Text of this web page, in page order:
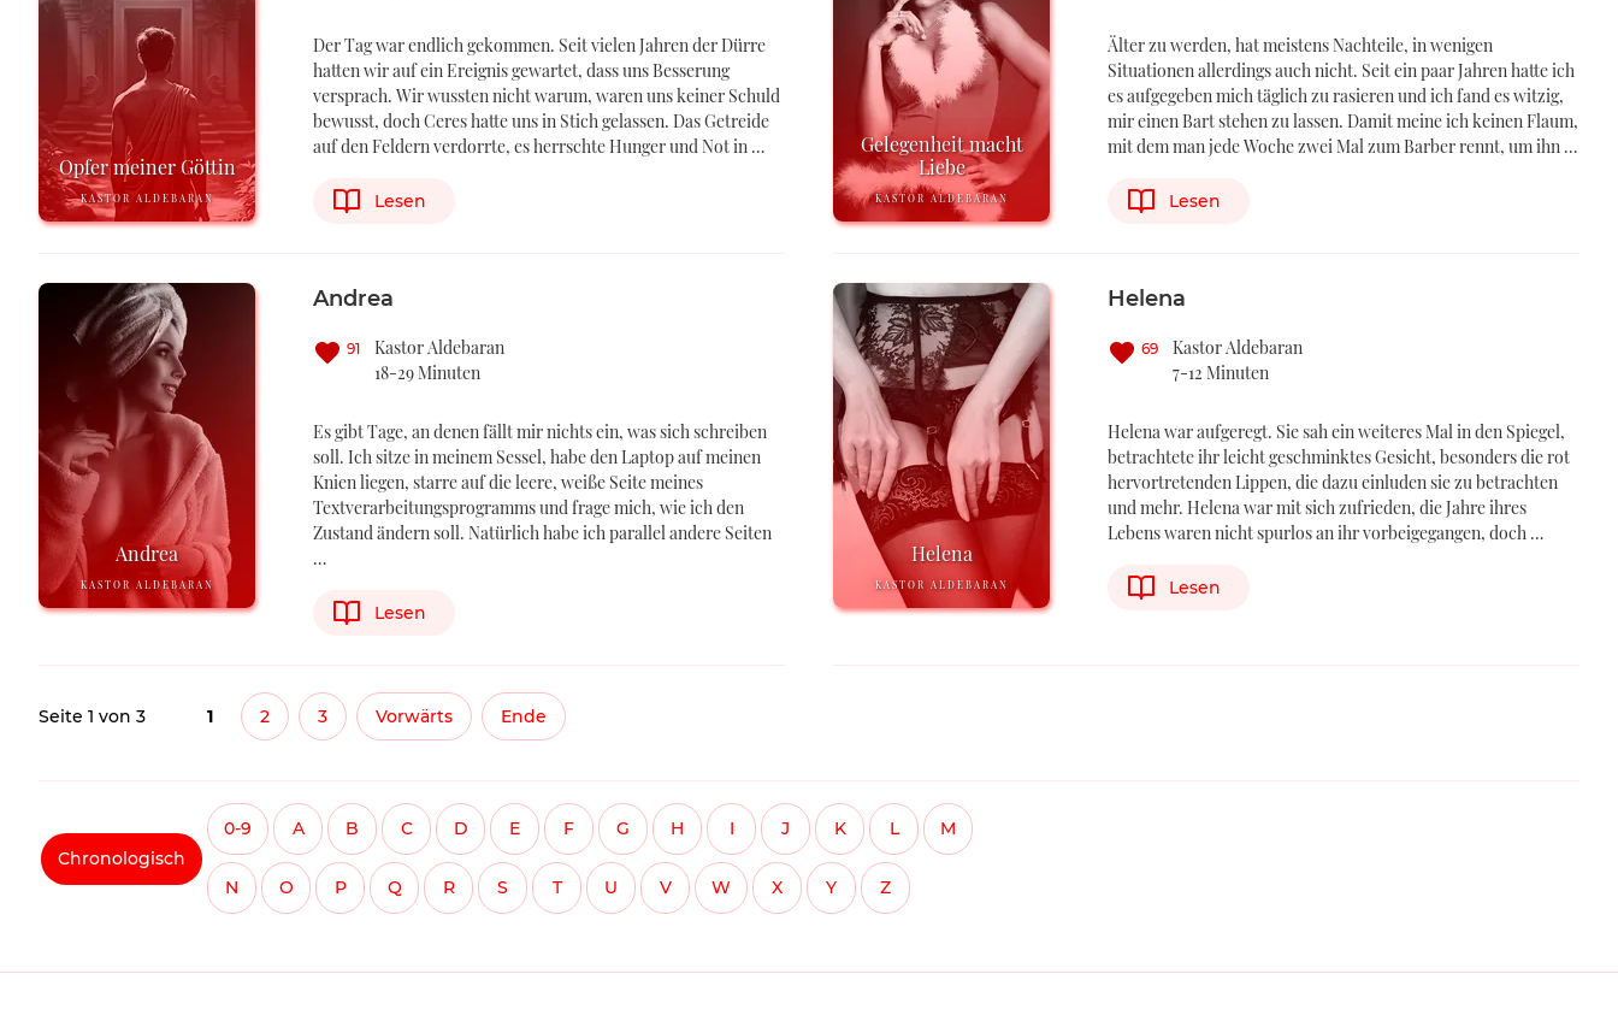
Opfer meiner Göttin
KASTOR ALDEBARAN
Der Tag war endlich gekommen. Seit vielen Jahren der Dürre
hatten wir auf ein Ereignis gewartet, dass uns Besserung
versprach. Wir wussten nicht warum, waren uns keiner Schuld
bewusst, doch Ceres hatte uns in Stich gelassen. Das Getreide
auf den Feldern verdorrte, es herrschte Hunger und Not in …
Lesen
Gelegenheit macht
Liebe
KASTOR ALDEBARAN
Älter zu werden, hat meistens Nachteile, in wenigen
Situationen allerdings auch nicht. Seit ein paar Jahren hatte ich
es aufgegeben mich täglich zu rasieren und ich fand es witzig,
mir einen Bart stehen zu lassen. Damit meine ich keinen Flaum,
mit dem man jede Woche zwei Mal zum Barber rennt, um ihn …
Lesen
Andrea
KASTOR ALDEBARAN
Andrea
91
Kastor Aldebaran
18-29 Minuten
Es gibt Tage, an denen fällt mir nichts ein, was sich schreiben
soll. Ich sitze in meinem Sessel, habe den Laptop auf meinen
Knien liegen, starre auf die leere, weiße Seite meines
Textverarbeitungsprogramms und frage mich, wie ich den
Zustand ändern soll. Natürlich habe ich parallel andere Seiten
…
Lesen
Helena
KASTOR ALDEBARAN
Helena
69
Kastor Aldebaran
7-12 Minuten
Helena war aufgeregt. Sie sah ein weiteres Mal in den Spiegel,
betrachtete ihr leicht geschminktes Gesicht, besonders die rot
hervortretenden Lippen, die dazu einluden sie zu betrachten
und mehr. Helena war mit sich zufrieden, die Jahre ihres
Lebens waren nicht spurlos an ihr vorbeigegangen, doch …
Lesen
Seite 1 von 3 1 2 3 Vorwärts Ende
Chronologisch
0-9 A B C D E F G H I J K L M
N O P Q R S T U V W X Y Z